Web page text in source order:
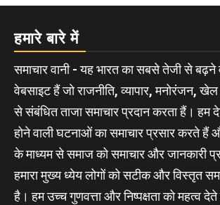
हमारे बारे में
समाचार वानी - यह भारत का सबसे तेजी से बढ़ने
वेबसाइट हैं जो राजनीति, व्यापार, मनोरंजन, खेल
से संबंधित ताजा समाचार प्रदान करता हैं। हम
होने वाली घटनाओं का समाचार प्रसार करते हैं
के माध्यम से समाज को समाचार और जानकारी
हमारा मुख्य ध्येय लोगों को सटीक और विस्तृत
है। हम उच्च गुणवत्ता और निष्पक्षता को महत्व